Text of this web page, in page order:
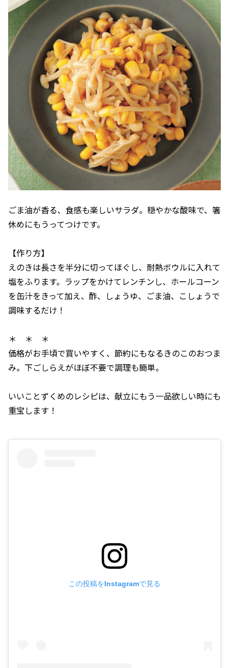
ごま油が香る、食感も楽しいサラダ。穏やかな酸味で、箸
休めにもうってつけです。
【作り方】
えのきは長さを半分に切ってほぐし、耐熱ボウルに入れて
塩をふります。ラップをかけてレンチンし、ホールコーン
を缶汁をきって加え、酢、しょうゆ、ごま油、こしょうで
調味するだけ！
＊ ＊ ＊
価格がお手頃で買いやすく、節約にもなるきのこのおつま
み。下ごしらえがほぼ不要で調理も簡単。
いいことずくめのレシピは、献立にもう一品欲しい時にも
重宝します！
この投稿をInstagramで見る